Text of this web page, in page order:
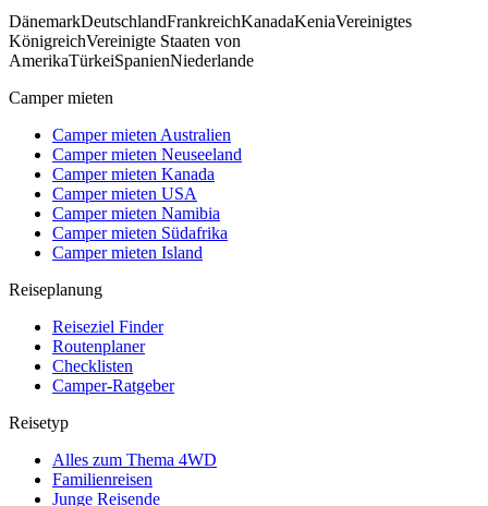
DänemarkDeutschlandFrankreichKanadaKeniaVereinigtes
KönigreichVereinigte Staaten von
AmerikaTürkeiSpanienNiederlande
Camper mieten
Camper mieten Australien
Camper mieten Neuseeland
Camper mieten Kanada
Camper mieten USA
Camper mieten Namibia
Camper mieten Südafrika
Camper mieten Island
Reiseplanung
Reiseziel Finder
Routenplaner
Checklisten
Camper-Ratgeber
Reisetyp
Alles zum Thema 4WD
Familienreisen
Junge Reisende